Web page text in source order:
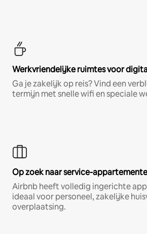
Werkvriendelijke ruimtes voor
Ga je zakelijk op reis? Vind een
termijn met snelle wifi en speciale
Op zoek naar service-
Airbnb heeft volledig ingerichte
ideaal voor personeel, zakelijke
overplaatsing.